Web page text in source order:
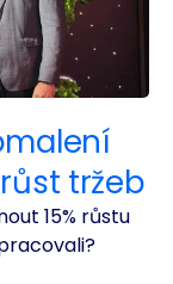
tržeb
15% růstu